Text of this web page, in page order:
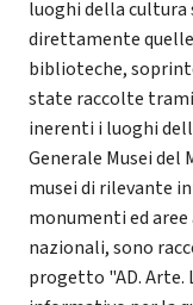
luoghi della
direttamente
biblioteche,
state raccolte
inerenti i luoghi
Generale Musei del
musei di rilevante
monumenti ed
nazionali, sono
progetto "AD. Arte.